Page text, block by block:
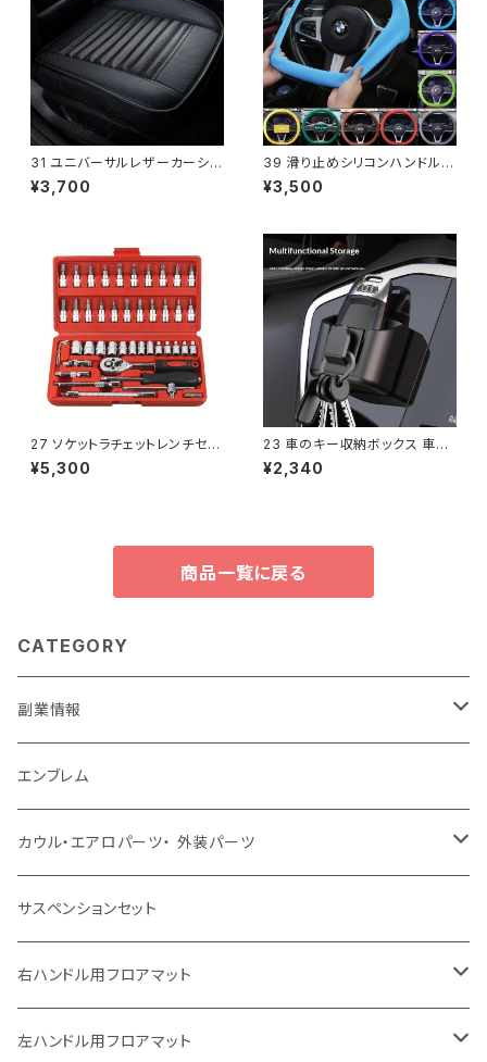
31 ユニバーサルレザーカーシー
トカバーインテリア自動車シート
カバーマット自動車シートカバー
¥3,700
39 滑り止めシリコンハンドルカ
バー 夏用通気性伸縮性ユニバ
ーサルフィット38cm車ハンドル
¥3,500
27 ソケットラチェットレンチセッ
ト、ビット、メートル規格、エクス
テンションバー付き、自動車修理
¥5,300
23 車のキー収納ボックス 車用
品用収納ボックス ダッシュボー
ド中央制御コンソール 高速料金
¥2,340
商品一覧に戻る
CATEGORY
副業情報
せどり
古着系
コンテンツビジネス
エンブレム
カウル・エアロパーツ・ 外装パーツ
ホンダ
ヤマハ
スズキ
サスペンションセット
右ハンドル用フロアマット
トヨタ
左ハンドル用フロアマット